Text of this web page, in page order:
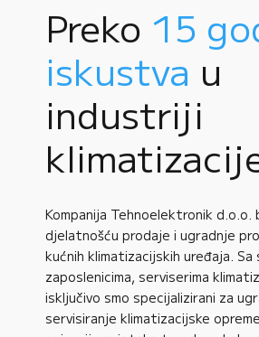
Preko 15
iskustva u
industriji
Kompanija Tehnoelektronik d.o.o.
djelatnošću prodaje i ugradnje
kućnih klimatizacijskih uređaja. Sa
zaposlenicima, serviserima
isključivo smo specijalizirani za
servisiranje klimatizacijske